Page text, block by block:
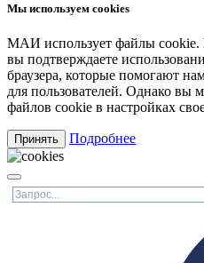
Мы используем cookies
МАИ использует файлы cookie.
вы подтверждаете
браузера, которые помогают
для пользователей. Однако вы
файлов cookie в настройках
Принять Подробнее